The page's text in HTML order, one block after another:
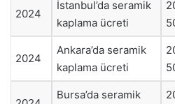
2024
İstanbul’da seramik
kaplama ücreti
2024
Ankara’da seramik
kaplama ücreti
Bursa’da seramik